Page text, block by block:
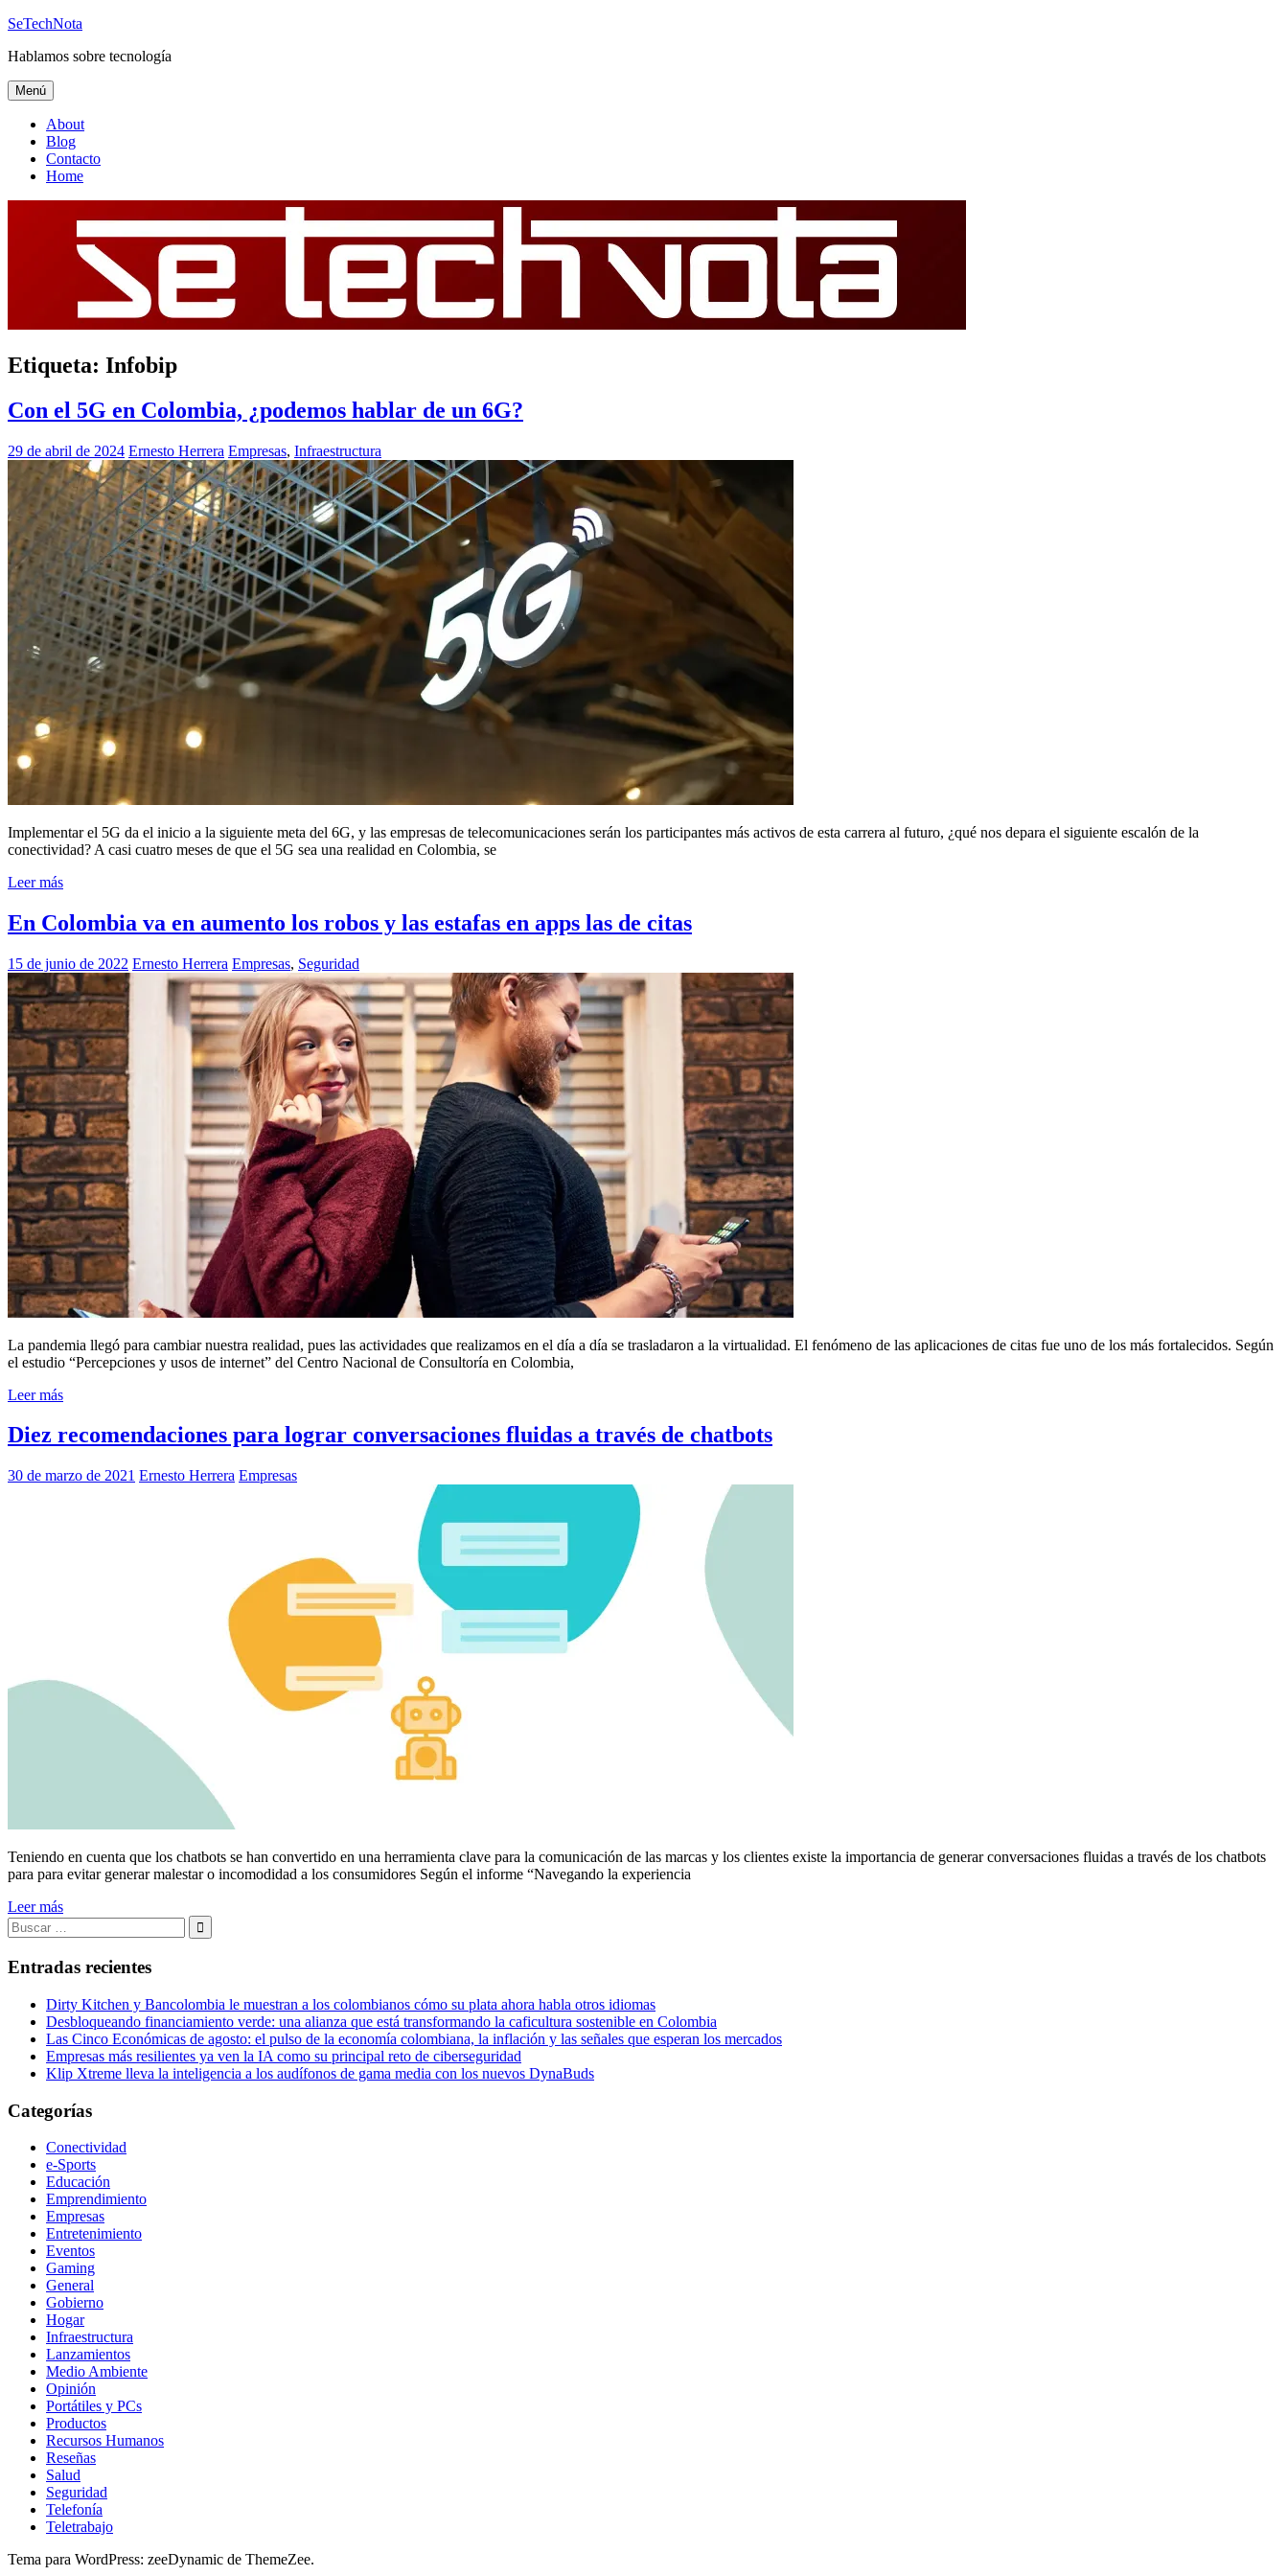
Saltar
contenido
SeTechNota
Hablamos sobre tecnología
Menú
About
Blog
Contacto
Home
Etiqueta: Infobip
Con el 5G en Colombia, ¿podemos hablar de un 6G?
29 de abril de 2024 Ernesto Herrera Empresas, Infraestructura
Implementar el 5G da el inicio a la siguiente meta del 6G, y las empresas de telecomunicaciones serán los participantes más activos de esta carrera al futuro, ¿qué nos depara el siguiente escalón de la
conectividad? A casi cuatro meses de que el 5G sea una realidad en Colombia, se
Leer más
En Colombia va en aumento los robos y las estafas en apps las de citas
15 de junio de 2022 Ernesto Herrera Empresas, Seguridad
La pandemia llegó para cambiar nuestra realidad, pues las actividades que realizamos en el día a día se trasladaron a la virtualidad. El fenómeno de las aplicaciones de citas fue uno de los más fortalecidos. Según
el estudio “Percepciones y usos de internet” del Centro Nacional de Consultoría en Colombia,
Leer más
Diez recomendaciones para lograr conversaciones fluidas a través de chatbots
30 de marzo de 2021 Ernesto Herrera Empresas
Teniendo en cuenta que los chatbots se han convertido en una herramienta clave para la comunicación de las marcas y los clientes existe la importancia de generar conversaciones fluidas a través de los chatbots
para para evitar generar malestar o incomodidad a los consumidores Según el informe “Navegando la experiencia
Leer más
Buscar:
Buscar
Entradas recientes
Dirty Kitchen y Bancolombia le muestran a los colombianos cómo su plata ahora habla otros idiomas
Desbloqueando financiamiento verde: una alianza que está transformando la caficultura sostenible en Colombia
Las Cinco Económicas de agosto: el pulso de la economía colombiana, la inflación y las señales que esperan los mercados
Empresas más resilientes ya ven la IA como su principal reto de ciberseguridad
Klip Xtreme lleva la inteligencia a los audífonos de gama media con los nuevos DynaBuds
Categorías
Conectividad
e-Sports
Educación
Emprendimiento
Empresas
Entretenimiento
Eventos
Gaming
General
Gobierno
Hogar
Infraestructura
Lanzamientos
Medio Ambiente
Opinión
Portátiles y PCs
Productos
Recursos Humanos
Reseñas
Salud
Seguridad
Telefonía
Teletrabajo
Tema para WordPress: zeeDynamic de ThemeZee.